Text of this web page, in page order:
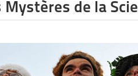
Mystères de la